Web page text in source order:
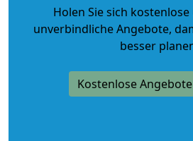
Holen Sie sich
unverbindliche Angebote,
besser
Kostenlose